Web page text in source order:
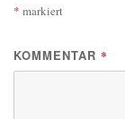
* markiert
KOMMENTAR *